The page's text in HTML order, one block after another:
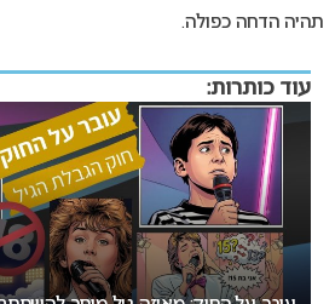
תהיה הדחה כפולה.
עוד כותרות: